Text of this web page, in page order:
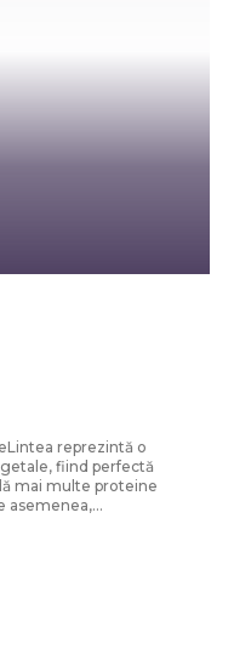
reprezintă o
fiind perfectă
mai multe proteine
asemenea,...